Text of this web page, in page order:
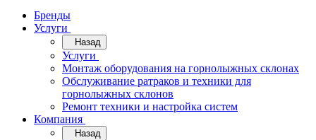
Бренды
Услуги
Назад
Услуги
Монтаж оборудования на горнолыжных склонах
Обслуживание ратраков и техники для
горнолыжных склонов
Ремонт техники и настройка систем
Компания
Назад